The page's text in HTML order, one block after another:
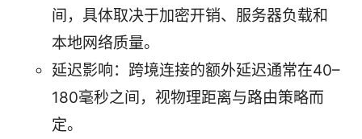
间，具体取决于加密开销、服务器负载和
本地网络质量。
延迟影响：跨境连接的额外延迟通常在40–
180毫秒之间，视物理距离与路由策略而
定。